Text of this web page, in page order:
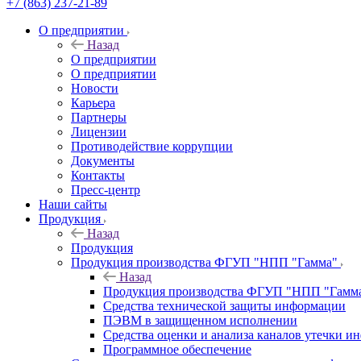
+7 (863) 237-21-89
О предприятии
Назад
О предприятии
О предприятии
Новости
Карьера
Партнеры
Лицензии
Противодействие коррупции
Документы
Контакты
Пресс-центр
Наши сайты
Продукция
Назад
Продукция
Продукция производства ФГУП "НПП "Гамма"
Назад
Продукция производства ФГУП "НПП
Средства технической защиты информации
ПЭВМ в защищенном исполнении
Средства оценки и анализа каналов утечки
Программное обеспечение